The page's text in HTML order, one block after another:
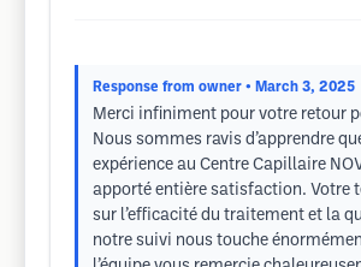
Response from owner • March 3, 2025
Merci infiniment pour votre retour
Nous sommes ravis d’apprendre
expérience au Centre Capillaire
apporté entière satisfaction. Votre
sur l’efficacité du traitement et la
notre suivi nous touche